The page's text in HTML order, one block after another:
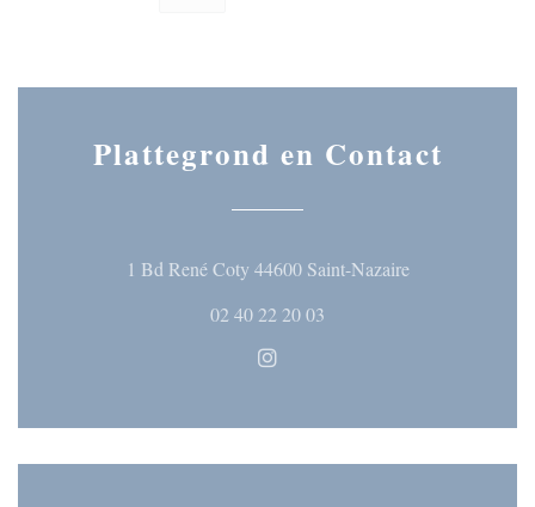
Plattegrond en Contact
1 Bd René Coty 44600 Saint-Nazaire((opent in een
02 40 22 20 03
Instagram ((opent in een